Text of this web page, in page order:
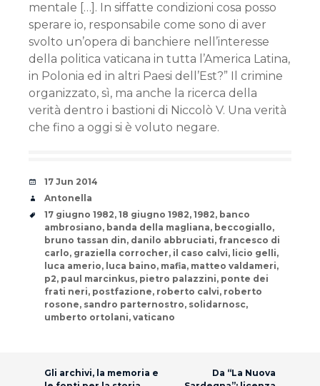
mentale […]. In siffatte condizioni cosa posso
sperare io, responsabile come sono di aver
svolto un’opera di banchiere nell’interesse
della politica vaticana in tutta l’America Latina,
in Polonia ed in altri Paesi dell’Est?” Il crimine
organizzato, sì, ma anche la ricerca della
verità dentro i bastioni di Niccolò V. Una verità
che fino a oggi si è voluto negare.
Date
17 Jun 2014
Author
Antonella
Tags
17 giugno 1982, 18 giugno 1982, 1982, banco
ambrosiano, banda della magliana, beccogiallo,
bruno tassan din, danilo abbruciati, francesco di
carlo, graziella corrocher, il caso calvi, licio gelli,
luca amerio, luca baino, mafia, matteo valdameri,
p2, paul marcinkus, pietro palazzini, ponte dei
frati neri, postfazione, roberto calvi, roberto
rosone, sandro parternostro, solidarnosc,
umberto ortolani, vaticano
Post navigation
Gli archivi, la memoria e
Da “La Nuova